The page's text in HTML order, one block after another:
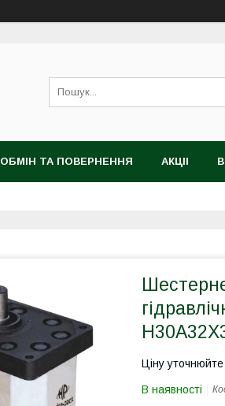
ОБМІН ТА ПОВЕРНЕННЯ АКЦІІ
Ціну уточнюйте
В наявності